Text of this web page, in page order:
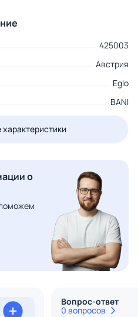
425003
Австрия
Eglo
BANI
о
Вопрос-ответ
0 вопросов